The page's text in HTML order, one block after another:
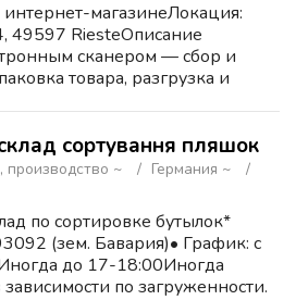
интернет-магазинеЛокация:
49597 RiesteОписание
сканером — сбор и
товара, разгрузка и
сортування пляшок
производство ~
Германия ~
по сортировке бутылок*
(зем. Бавария)‌• График: с
до 17-18:00Иногда
по загруженности.